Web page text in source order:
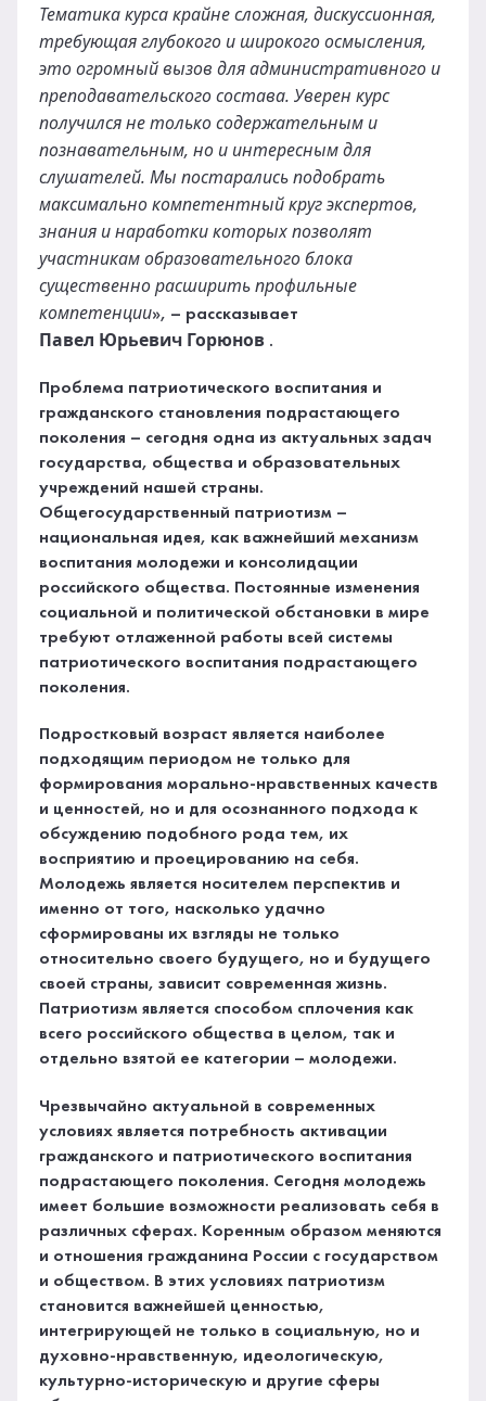
Тематика курса крайне сложная, дискуссионная,
требующая глубокого и широкого осмысления,
это огромный вызов для административного и
преподавательского состава. Уверен курс
получился не только содержательным и
познавательным, но и интересным для
слушателей. Мы постарались подобрать
максимально компетентный круг экспертов,
знания и наработки которых позволят
участникам образовательного блока
существенно расширить профильные
компетенции», – рассказывает
Павел Юрьевич Горюнов .
Проблема патриотического воспитания и
гражданского становления подрастающего
поколения – сегодня одна из актуальных задач
государства, общества и образовательных
учреждений нашей страны.
Общегосударственный патриотизм –
национальная идея, как важнейший механизм
воспитания молодежи и консолидации
российского общества. Постоянные изменения
социальной и политической обстановки в мире
требуют отлаженной работы всей системы
патриотического воспитания подрастающего
поколения.
Подростковый возраст является наиболее
подходящим периодом не только для
формирования морально-нравственных качеств
и ценностей, но и для осознанного подхода к
обсуждению подобного рода тем, их
восприятию и проецированию на себя.
Молодежь является носителем перспектив и
именно от того, насколько удачно
сформированы их взгляды не только
относительно своего будущего, но и будущего
своей страны, зависит современная жизнь.
Патриотизм является способом сплочения как
всего российского общества в целом, так и
отдельно взятой ее категории – молодежи.
Чрезвычайно актуальной в современных
условиях является потребность активации
гражданского и патриотического воспитания
подрастающего поколения. Сегодня молодежь
имеет большие возможности реализовать себя в
различных сферах. Коренным образом меняются
и отношения гражданина России с государством
и обществом. В этих условиях патриотизм
становится важнейшей ценностью,
интегрирующей не только в социальную, но и
духовно-нравственную, идеологическую,
культурно-историческую и другие сферы